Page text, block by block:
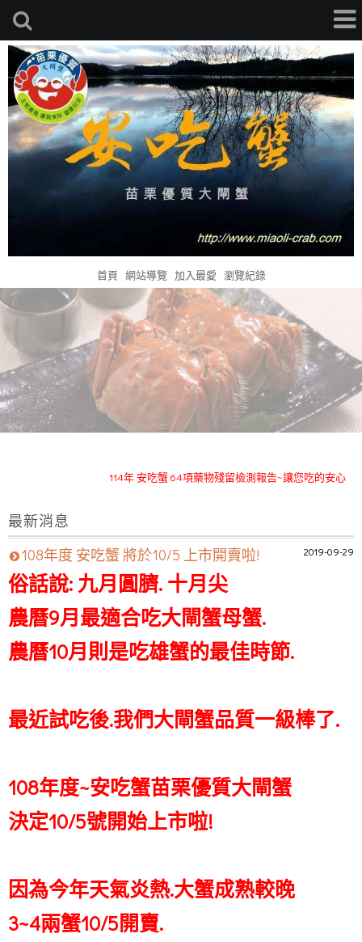
首頁 網站導覽 加入最愛 瀏覽紀錄
114年 安吃蟹 64項藥物殘留檢測報告~讓您吃的安心
安吃蟹苗栗優質大閘蟹114年度已於11月12日全數售完
114年 安吃蟹 64項藥物殘留檢測報告~讓您吃的安心
安吃蟹~臉書粉絲頁(訂購留言專人回覆)
最新消息
2019-09-29
108年度 安吃蟹 將於10/5 上市開賣啦!
俗話說: 九月圓臍. 十月尖
農曆9月最適合吃大閘蟹母蟹.
農曆10月則是吃雄蟹的最佳時節.
最近試吃後.我們大閘蟹品質一級棒了.
108年度~安吃蟹苗栗優質大閘蟹
決定10/5號開始上市啦!
因為今年天氣炎熱.大蟹成熟較晚
3~4兩蟹10/5開賣.